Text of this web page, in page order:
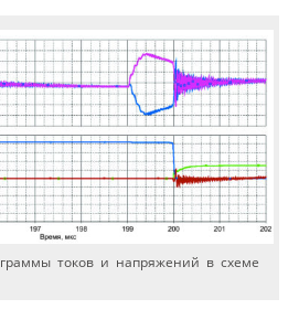
токов и напряжений в схеме